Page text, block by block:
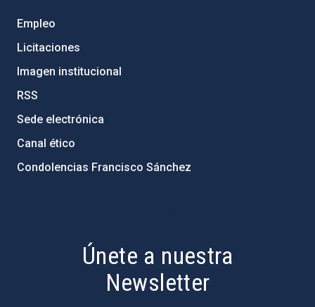
Empleo
Licitaciones
Imagen institucional
RSS
Sede electrónica
Canal ético
Condolencias Francisco Sánchez
Únete a nuestra
Newsletter